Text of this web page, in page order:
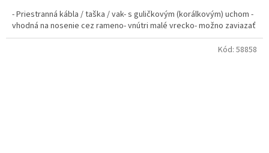
- Priestranná kábla / taška / vak- s guličkovým (korálkovým) uchom -
vhodná na nosenie cez rameno- vnútri malé vrecko- možno zaviazať
Kód: 58858